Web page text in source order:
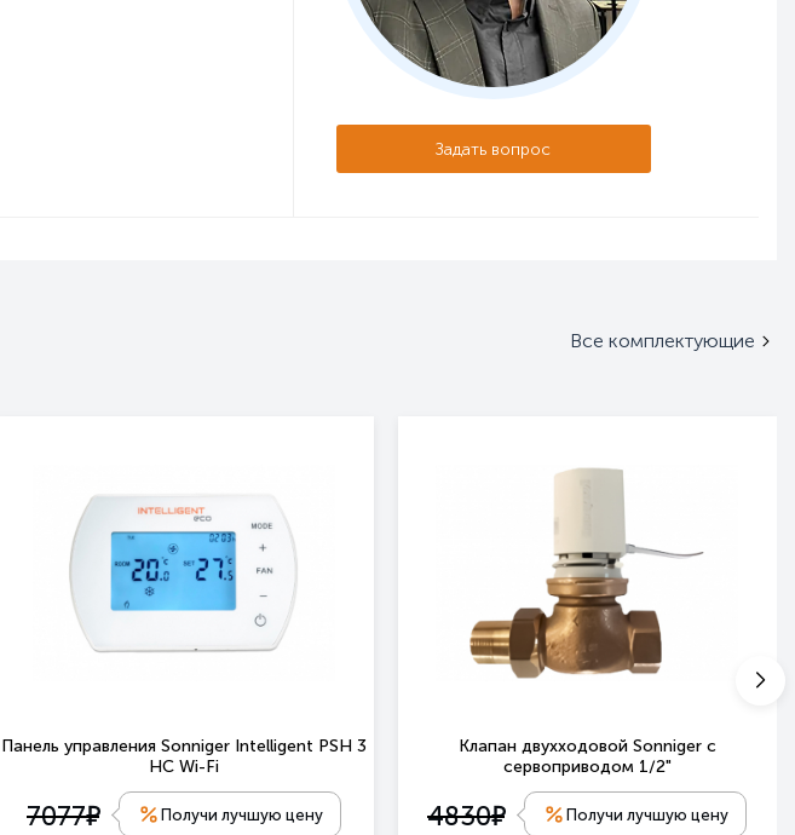
Задать вопрос
Все комплектующие
Панель управления Sonniger Intelligent PSH 3
HC Wi-Fi
7077е Получи лучшую цену
Клапан двухходовой Sonniger с
сервоприводом 1/2"
4830е Получи лучшую цену